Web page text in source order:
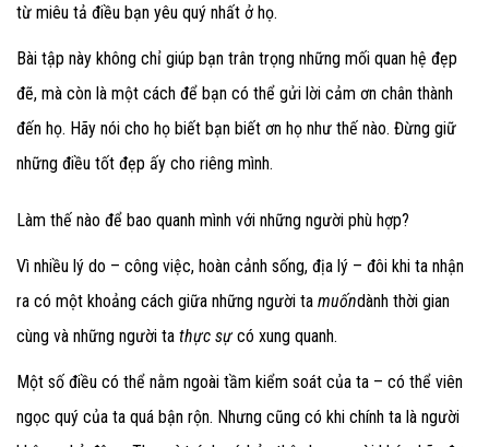
từ miêu tả điều bạn yêu quý nhất ở họ.
Bài tập này không chỉ giúp bạn trân trọng những mối quan hệ đẹp
đẽ, mà còn là một cách để bạn có thể gửi lời cảm ơn chân thành
đến họ. Hãy nói cho họ biết bạn biết ơn họ như thế nào. Đừng giữ
những điều tốt đẹp ấy cho riêng mình.
Làm thế nào để bao quanh mình với những người phù hợp?
Vì nhiều lý do – công việc, hoàn cảnh sống, địa lý – đôi khi ta nhận
ra có một khoảng cách giữa những người ta muốndành thời gian
cùng và những người ta thực sựcó xung quanh.
Một số điều có thể nằm ngoài tầm kiểm soát của ta – có thể viên
ngọc quý của ta quá bận rộn. Nhưng cũng có khi chính ta là người